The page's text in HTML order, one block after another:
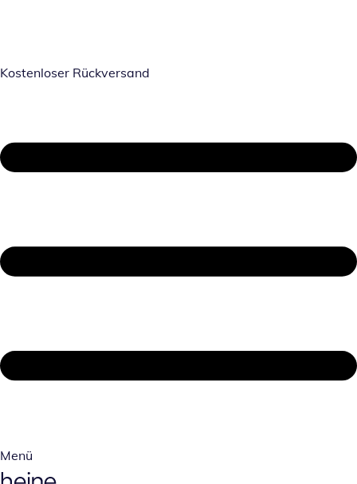
Kostenloser Rückversand
Menü